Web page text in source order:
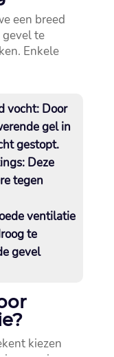
een breed
gevel te
Enkele
vocht:Door
gel in
gestopt.​
Deze
tegen
ventilatie
te
gevel
kiezen